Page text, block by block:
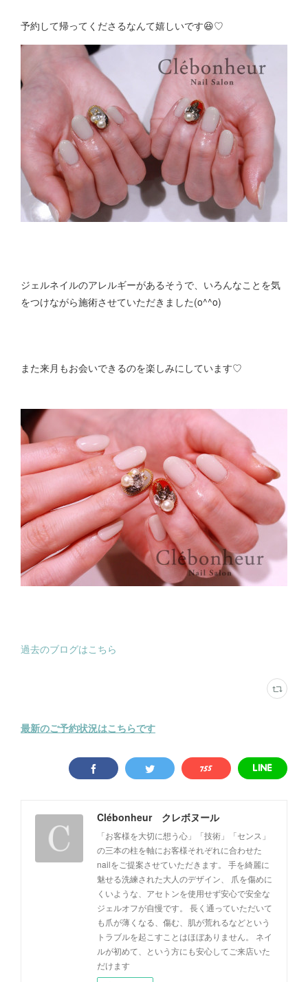
予約して帰ってくださるなんて嬉しいです😆♡
ジェルネイルのアレルギーがあるそうで、いろんなことを気
をつけながら施術させていただきました(o^^o)
また来月もお会いできるのを楽しみにしています♡
過去のブログはこちら
最新のご予約状況はこちらです
Clébonheur クレボヌール
「お客様を大切に想う心」「技術」「センス」
の三本の柱を軸にお客様それぞれに合わせた
nailをご提案させていただきます。 手を綺麗に
魅せる洗練された大人のデザイン、 爪を傷めに
くいような、アセトンを使用せず安心で安全な
ジェルオフが自慢です。 長く通っていただいて
も爪が薄くなる、傷む、肌が荒れるなどという
トラブルを起こすことはほぼありません。 ネイ
ルが初めて、という方にも安心してご来店いた
だけます